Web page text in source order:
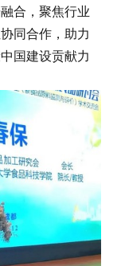
合，聚焦行业
同合作，助力
国建设贡献力